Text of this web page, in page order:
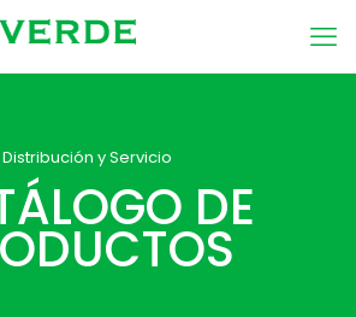
Distribución y Servicio
DE